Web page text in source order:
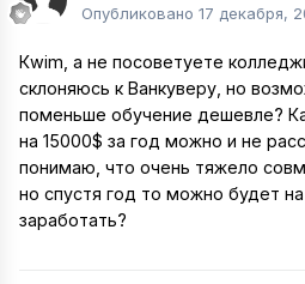
Опубликовано 17 декабря,
Кwim, а не посоветуете
склоняюсь к Ванкуверу, но
поменьше обучение дешевле?
на 15000$ за год можно и не
понимаю, что очень тяжело
но спустя год то можно будет
заработать?